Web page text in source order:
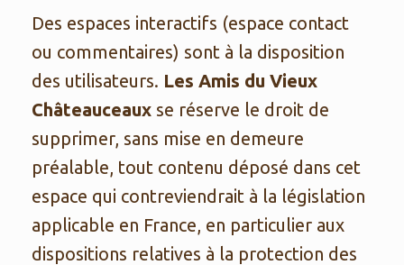
Des espaces interactifs (espace contact
ou commentaires) sont à la disposition
des utilisateurs. Les Amis du Vieux
Châteauceaux se réserve le droit de
supprimer, sans mise en demeure
préalable, tout contenu déposé dans cet
espace qui contreviendrait à la législation
applicable en France, en particulier aux
dispositions relatives à la protection des